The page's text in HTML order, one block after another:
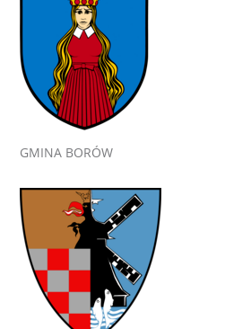
GMINA BORÓW